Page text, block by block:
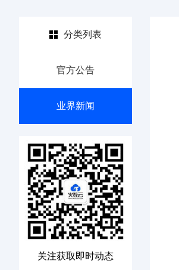
分类列表
官方公告
业界新闻
关注获取即时动态